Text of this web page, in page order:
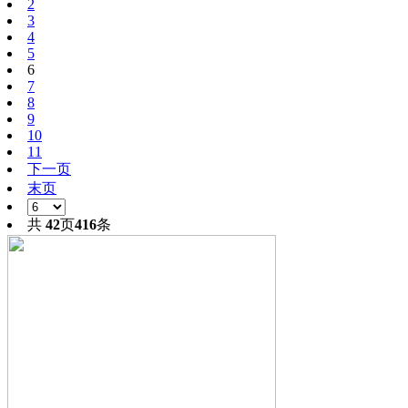
2
3
4
5
6
7
8
9
10
11
下一页
末页
共 42页416条